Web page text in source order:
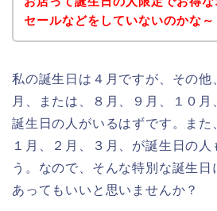
セールなどをしていないのかな～
私の誕生日は４月ですが、その他
月、または、８月、９月、１０
誕生日の人がいるはずです。また
１月、２月、３月、が誕生日の人
う。なので、そんな特別な誕生
あってもいいと思いませんか？